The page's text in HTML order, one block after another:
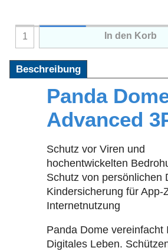
In den Korb
Beschreibung
Panda
Advanced
Schutz vor Viren und
hochentwickelten
Schutz von persönlichen
Kindersicherung für App-
Internetnutzung
Panda Dome vereinfacht
Digitales Leben.